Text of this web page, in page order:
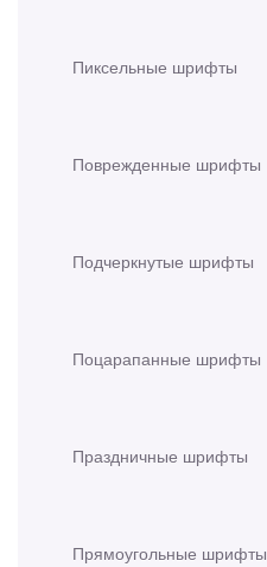
Пиксельные шрифты
Поврежденные шрифты
Подчеркнутые шрифты
Поцарапанные шрифты
Праздничные шрифты
Прямоугольные шрифты